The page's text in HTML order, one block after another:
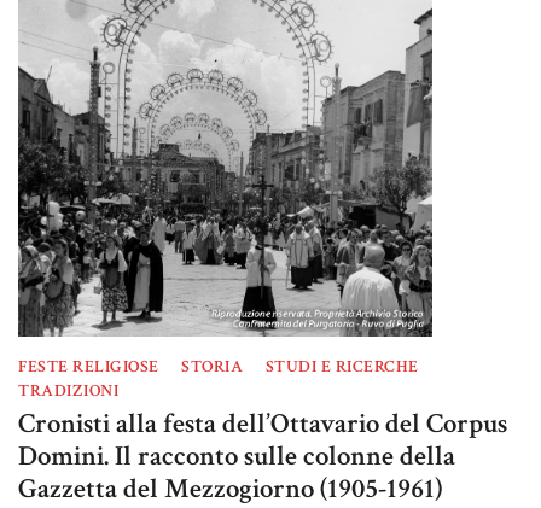
FESTE RELIGIOSE STORIA
STUDI E RICERCHE
TRADIZIONI
Cronisti alla festa dell’Ottavario del Corpus
Domini. Il racconto sulle colonne della
Gazzetta del Mezzogiorno (1905-1961)